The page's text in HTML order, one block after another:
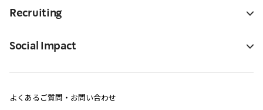
Recruiting
Social Impact
よくあるご質問・お問い合わせ